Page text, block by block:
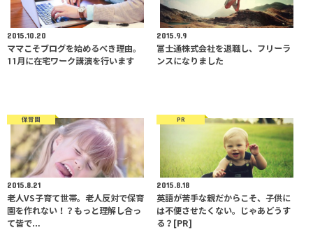
2015.10.20
ママこそブログを始めるべき理由。
11月に在宅ワーク講演を行います
2015.9.9
富士通株式会社を退職し、フリーラ
ンスになりました
保育園
2015.8.21
老人VS子育て世帯。老人反対で保育
園を作れない！？もっと理解し合っ
て皆で…
PR
2015.8.18
英語が苦手な親だからこそ、子供に
は不便させたくない。じゃあどうす
る？[PR]